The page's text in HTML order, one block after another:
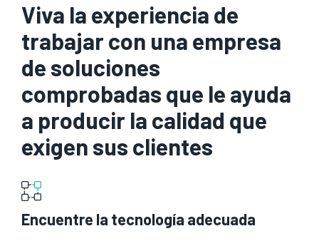
Viva la experiencia de
trabajar con una empresa
de soluciones
comprobadas que le ayuda
a producir la calidad que
exigen sus clientes
Encuentre la tecnología adecuada